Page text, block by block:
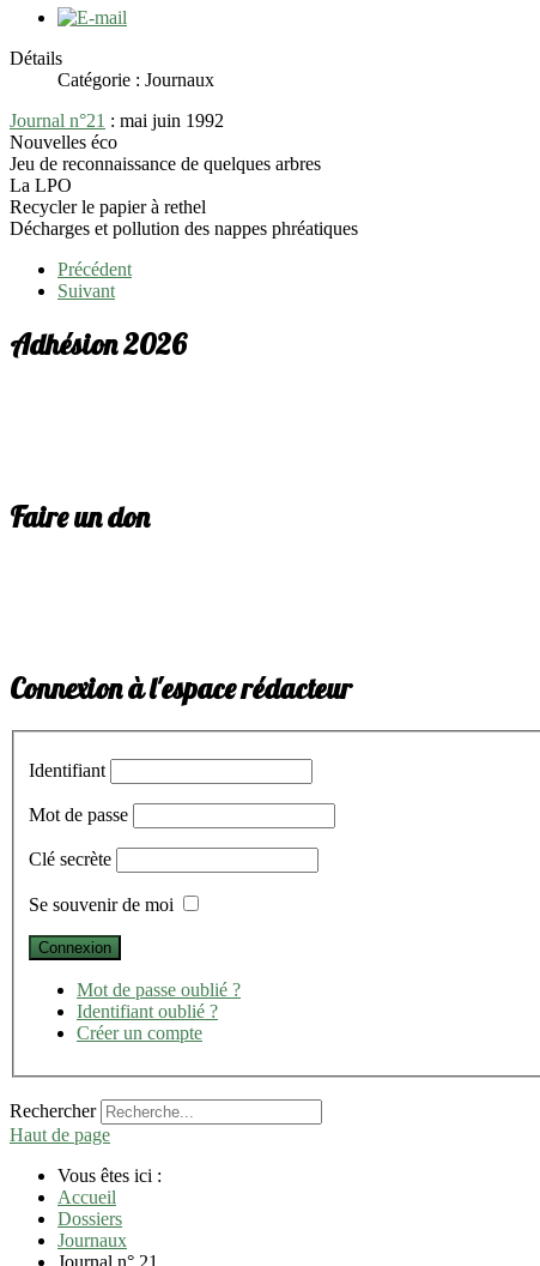
Détails
Catégorie : Journaux
Journal n°21 : mai juin 1992
Nouvelles éco
Jeu de reconnaissance de quelques arbres
La LPO
Recycler le papier à rethel
Décharges et pollution des nappes phréatiques
Précédent
Suivant
Adhésion 2026
Faire un don
Connexion à l'espace rédacteur
Identifiant
Mot de passe
Clé secrète
Se souvenir de moi
Mot de passe oublié ?
Identifiant oublié ?
Créer un compte
Rechercher
Haut de page
Vous êtes ici :
Accueil
Dossiers
Journaux
Journal n° 21